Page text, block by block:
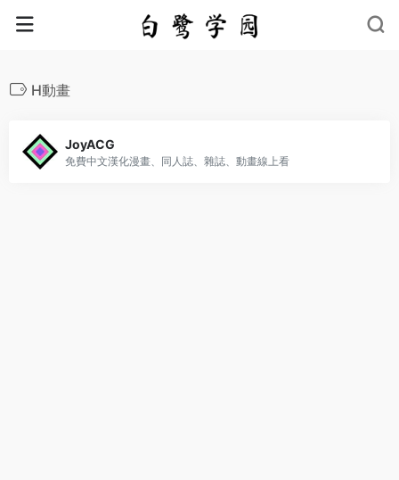
H動畫
JoyACG
免費中文漢化漫畫、同人誌、雜誌、動畫線上看